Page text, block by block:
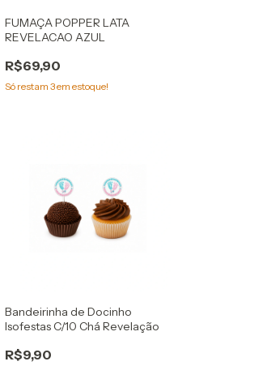
FUMAÇA POPPER LATA
REVELACAO AZUL
R$69,90
Só restam 3em estoque!
Bandeirinha de Docinho
Isofestas C/10 Chá Revelação
R$9,90